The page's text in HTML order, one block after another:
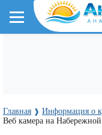
Главная ❱ Информация о
Веб камера на